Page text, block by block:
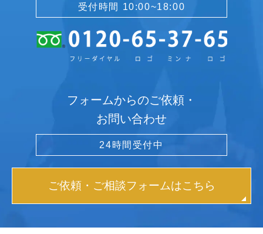
受付時間 10:00~18:00
フォームからのご依頼・
お問い合わせ
24時間受付中
ご依頼・ご相談フォームはこちら